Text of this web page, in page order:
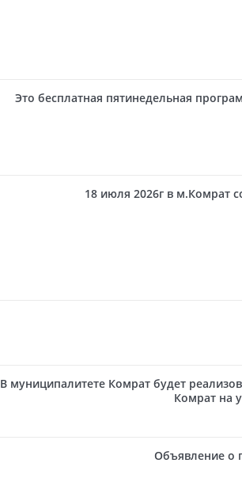
Это бесплатная пятинедельная
18 июля 2026г в м.Комрат
В муниципалитете Комрат будет
Комрат на
Объявление о